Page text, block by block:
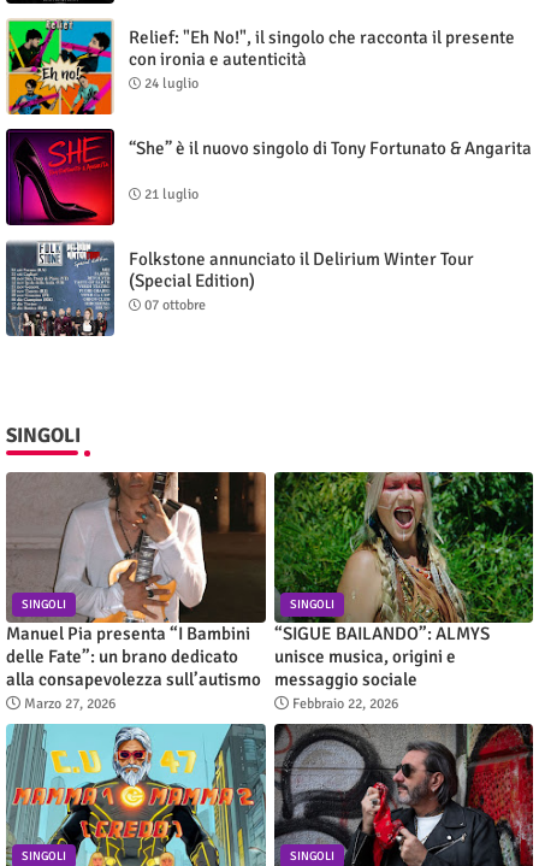
Relief: "Eh No!", il singolo che racconta il presente
con ironia e autenticità
24 luglio
“She” è il nuovo singolo di Tony Fortunato & Angarita
21 luglio
Folkstone annunciato il Delirium Winter Tour
(Special Edition)
07 ottobre
SINGOLI
SINGOLI
Manuel Pia presenta “I Bambini
delle Fate”: un brano dedicato
alla consapevolezza sull’autismo
Marzo 27, 2026
SINGOLI
“SIGUE BAILANDO”: ALMYS
unisce musica, origini e
messaggio sociale
Febbraio 22, 2026
SINGOLI SINGOLI